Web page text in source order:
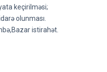
keçirilməsi;
olunması.
istirahət.